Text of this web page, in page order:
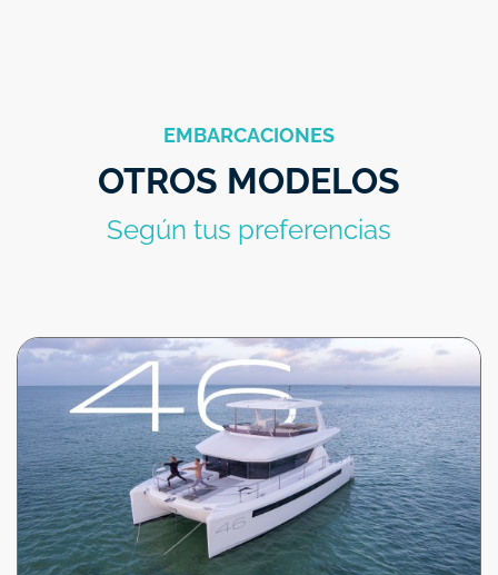
EMBARCACIONES
OTROS MODELOS
Según tus preferencias